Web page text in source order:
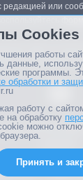
редакцией или
сайта в
с письменного
портала
сайта -
Cookies
работы
данные,
программы.
обработки и
работу с
на обработку
можно
Принять и